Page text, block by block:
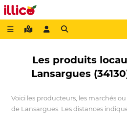
Les produits
Lansargues
Voici les producteurs, les marchés
de Lansargues. Les distances